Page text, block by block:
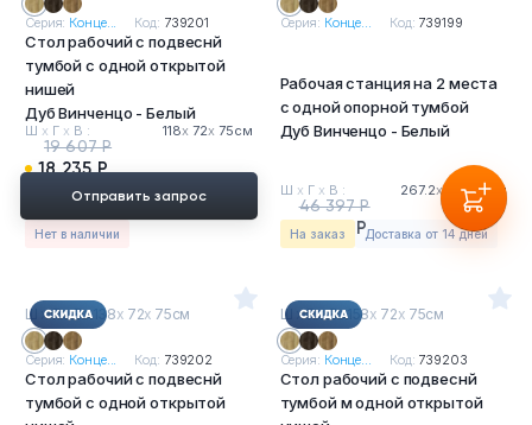
Серия: Конце... Код: 739201
Стол рабочий с подвеснй
тумбой с одной открытой
нишей
Дуб Винченцо - Белый
Ш х Г х В : 118х72х75см
18 235 Р
19 607 Р
Нет в наличии
Отправить запрос
Серия: Конце... Код: 739199
Рабочая станция на 2 места
с одной опорной тумбой
Дуб Винченцо - Белый
Ш х Г х В : 267.2х72х75см
43 149 Р
46 397 Р
На заказ Доставка от 14 дней
Ш хГхВ : 138х 72х 75см
Серия: Конце... Код: 739202
Стол рабочий с подвеснй
тумбой с одной открытой
Ш хГхВ : 158х 72х 75см
Серия: Конце... Код: 739203
Стол рабочий с подвеснй
тумбой м одной открытой